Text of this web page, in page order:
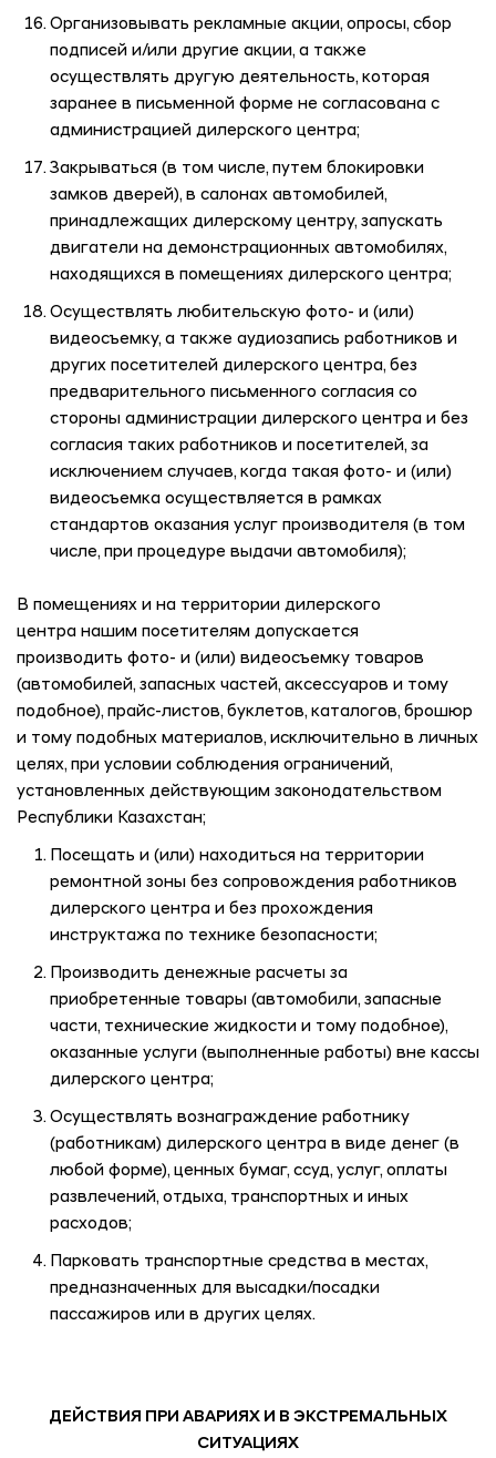
Организовывать рекламные акции, опросы, сбор
подписей и/или другие акции, а также
осуществлять другую деятельность, которая
заранее в письменной форме не согласована с
администрацией дилерского центра;
Закрываться (в том числе, путем блокировки
замков дверей), в салонах автомобилей,
принадлежащих дилерскому центру, запускать
двигатели на демонстрационных автомобилях,
находящихся в помещениях дилерского центра;
Осуществлять любительскую фото- и (или)
видеосъемку, а также аудиозапись работников и
других посетителей дилерского центра, без
предварительного письменного согласия со
стороны администрации дилерского центра и без
согласия таких работников и посетителей, за
исключением случаев, когда такая фото- и (или)
видеосъемка осуществляется в рамках
стандартов оказания услуг производителя (в том
числе, при процедуре выдачи автомобиля);
В помещениях и на территории дилерского
центра нашим посетителям допускается
производить фото- и (или) видеосъемку товаров
(автомобилей, запасных частей, аксессуаров и тому
подобное), прайс-листов, буклетов, каталогов, брошюр
и тому подобных материалов, исключительно в личных
целях, при условии соблюдения ограничений,
установленных действующим законодательством
Республики Казахстан;
Посещать и (или) находиться на территории
ремонтной зоны без сопровождения работников
дилерского центра и без прохождения
инструктажа по технике безопасности;
Производить денежные расчеты за
приобретенные товары (автомобили, запасные
части, технические жидкости и тому подобное),
оказанные услуги (выполненные работы) вне кассы
дилерского центра;
Осуществлять вознаграждение работнику
(работникам) дилерского центра в виде денег (в
любой форме), ценных бумаг, ссуд, услуг, оплаты
развлечений, отдыха, транспортных и иных
расходов;
Парковать транспортные средства в местах,
предназначенных для высадки/посадки
пассажиров или в других целях.
ДЕЙСТВИЯ ПРИ АВАРИЯХ И В ЭКСТРЕМАЛЬНЫХ
СИТУАЦИЯХ